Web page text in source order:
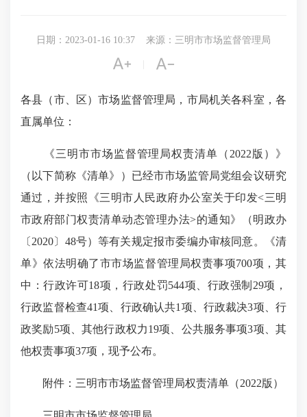
日期：2023-01-16 10:37 来源：三明市市场监督管理局
 
各县（市、区）市场监督管理局，市局机关各科室，各
直属单位：
《三明市市场监督管理局权责清单（2022版）》
（以下简称《清单》）已经市市场监管局党组会议研究
通过，并按照《三明市人民政府办公室关于印发<三明
市政府部门权责清单动态管理办法>的通知》（明政办
〔2020〕48号）等有关规定报市委编办审核同意。《清
单》依法明确了市市场监督管理局权责事项700项，其
中：行政许可18项，行政处罚544项、行政强制29项，
行政监督检查41项、行政确认共1项、行政裁决3项、行
政奖励5项、其他行政权力19项、公共服务事项3项、其
他权责事项37项，现予公布。
附件：三明市市场监督管理局权责清单（2022版）